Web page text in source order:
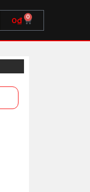
0₫ 0